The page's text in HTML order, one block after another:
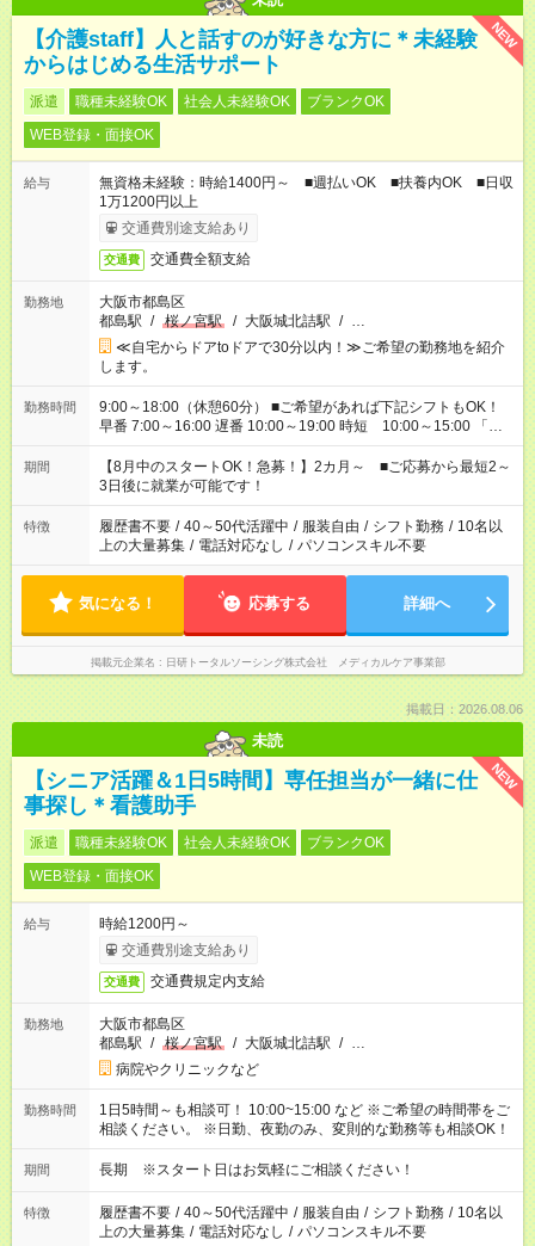
NEW
【介護staff】人と話すのが好きな方に＊未経験
からはじめる生活サポート
派遣 職種未経験OK 社会人未経験OK
ブランクOK
WEB登録・面接OK
給与
無資格未経験：時給1400円～ ■週払いOK ■扶養内OK ■日収
1万1200円以上
交通費別途支給あり
交通費 交通費全額支給
勤務地
大阪市都島区
都島駅 / 桜ノ宮駅 / 大阪城北詰駅 / …
≪自宅からドアtoドアで30分以内！≫ご希望の勤務地を紹介
します。
勤務時間
9:00～18:00（休憩60分） ■ご希望があれば下記シフトもOK！
早番 7:00～16:00 遅番 10:00～19:00 時短 10:00～15:00 「家
族と休みを合わせたい」 「余裕を持って夕飯の準備がしたい」
「できれば残業はしたくない」 など、ご希望を教えてください
ね。 ※Wワーク希望の方へ 今ご覧のお仕事で希望する勤務時間
と、もう1つのお仕事の勤務時間。 合計で週40時間を超える場
合は応募できません。
期間
【8月中のスタートOK！急募！】2カ月～ ■ご応募から最短2～
3日後に就業が可能です！
特徴 履歴書不要 / 40～50代活躍中 / 服装自由 / シフト勤務 / 10名以
上の大量募集 / 電話対応なし / パソコンスキル不要
気になる！ 応募する 詳細へ
掲載元企業名 日研トータルソーシング株式会社 メディカルケア事業部
掲載日：2026.08.06
未読
NEW
【シニア活躍＆1日5時間】専任担当が一緒に仕
事探し＊看護助手
派遣 職種未経験OK 社会人未経験OK
ブランクOK
WEB登録・面接OK
給与
時給1200円～
交通費別途支給あり
交通費 交通費規定内支給
勤務地
大阪市都島区
都島駅 / 桜ノ宮駅 / 大阪城北詰駅 / …
病院やクリニックなど
勤務時間
1日5時間～も相談可！ 10:00~15:00 など ※ご希望の時間帯をご
相談ください。 ※日勤、夜勤のみ、変則的な勤務等も相談OK！
期間 長期 ※スタート日はお気軽にご相談ください！
特徴 履歴書不要 / 40～50代活躍中 / 服装自由 / シフト勤務 / 10名以
上の大量募集 / 電話対応なし / パソコンスキル不要